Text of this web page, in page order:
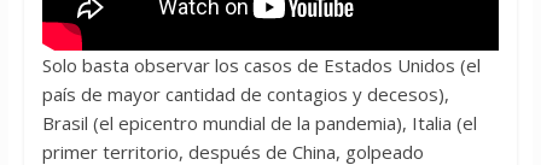
Solo basta observar los casos de Estados Unidos (el
país de mayor cantidad de contagios y decesos),
Brasil (el epicentro mundial de la pandemia), Italia (el
primer territorio, después de China, golpeado